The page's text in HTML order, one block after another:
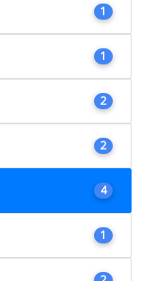
1
1
2
2
4
1